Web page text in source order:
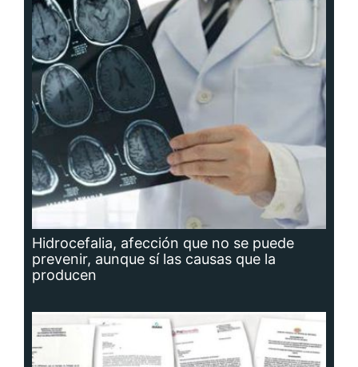
Hidrocefalia, afección que no se puede
prevenir, aunque sí las causas que la
producen